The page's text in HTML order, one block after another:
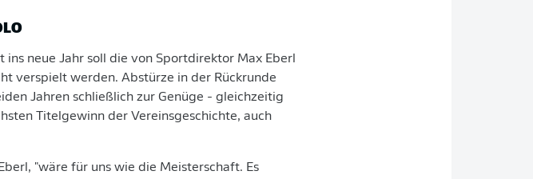
neue Jahr soll die von Sportdirektor Max Eberl
verspielt werden. Abstürze in der Rückrunde
Jahren schließlich zur Genüge - gleichzeitig
Titelgewinn der Vereinsgeschichte, auch
"wäre für uns wie die Meisterschaft. Es